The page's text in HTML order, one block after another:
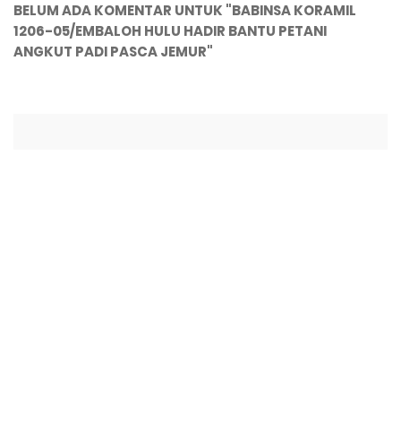
BELUM ADA KOMENTAR UNTUK "BABINSA KORAMIL
1206-05/EMBALOH HULU HADIR BANTU PETANI
ANGKUT PADI PASCA JEMUR"